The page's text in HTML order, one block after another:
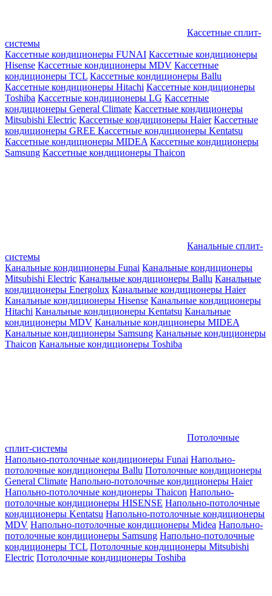
Кассетные сплит-
системы
Кассетные кондиционеры FUNAI Кассетные кондиционеры
Hisense Кассетные кондиционеры MDV Кассетные
кондиционеры TCL Кассетные кондиционеры Ballu
Кассетные кондиционеры Hitachi Кассетные кондиционеры
Toshiba Кассетные кондиционеры LG Кассетные
кондиционеры General Climate Кассетные кондиционеры
Mitsubishi Electric Кассетные кондиционеры Haier Кассетные
кондиционеры GREE Кассетные кондиционеры Kentatsu
Кассетные кондиционеры MIDEA Кассетные кондиционеры
Samsung Кассетные кондиционеры Thaicon
Канальные сплит-
системы
Канальные кондиционеры Funai Канальные кондиционеры
Mitsubishi Electric Канальные кондиционеры Ballu Канальные
кондиционеры Energolux Канальные кондиционеры Haier
Канальные кондиционеры Hisense Канальные кондиционеры
Hitachi Канальные кондиционеры Kentatsu Канальные
кондиционеры MDV Канальные кондиционеры MIDEA
Канальные кондиционеры Samsung Канальные кондиционеры
Thaicon Канальные кондиционеры Toshiba
Потолочные
сплит-системы
Напольно-потолочные кондиционеры Funai Напольно-
потолочные кондиционеры Ballu Потолочные кондиционеры
General Climate Напольно-потолочные кондиционеры Haier
Напольно-потолочные кондионеры Thaicon Напольно-
потолочные кондиционеры HISENSE Напольно-потолочные
кондиционеры Kentatsu Напольно-потолочные кондиционеры
MDV Напольно-потолочные кондиционеры Midea Напольно-
потолочные кондиционеры Samsung Напольно-потолочные
кондиционеры TCL Потолочные кондиционеры Mitsubishi
Electric Потолочные кондиционеры Toshiba